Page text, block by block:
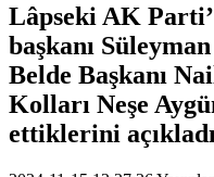
Lâpseki AK
başkanı
Belde Başkanı
Kolları Neşe
ettiklerini